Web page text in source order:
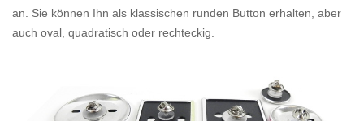
an. Sie können Ihn als klassischen runden Button erhalten, aber
auch oval, quadratisch oder rechteckig.